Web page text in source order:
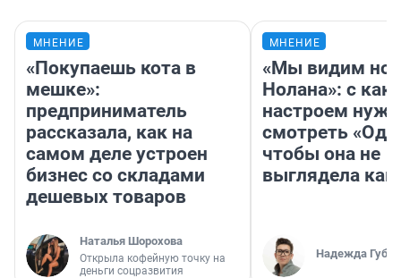
МНЕНИЕ
«Покупаешь кота в
мешке»:
предприниматель
рассказала, как на
самом деле устроен
бизнес со складами
дешевых товаров
Наталья Шорохова
Открыла кофейную точку на
деньги соцразвития
МНЕНИЕ
«Мы видим
Нолана»: с
настроем
смотреть
чтобы она не
выглядела как
Надежда